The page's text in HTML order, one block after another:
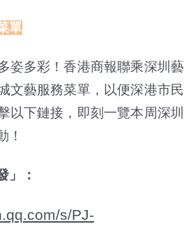
單
姿多彩！香港商報聯乘深圳藝
文藝服務菜單，以便深港市民
以下鏈接，即刻一覽本周深圳
！
」：
s/PJ-